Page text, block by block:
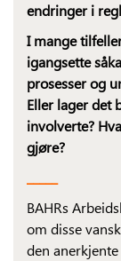
endringer i
I mange
igangsette
prosesser og
Eller lager det
involverte?
gjøre?
BAHRs
om disse
den